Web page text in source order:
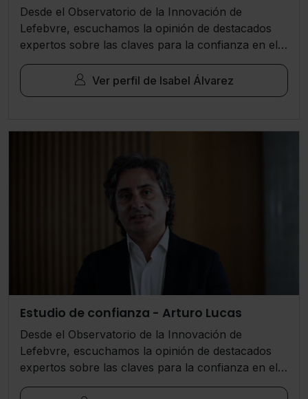
Desde el Observatorio de la Innovación de
Lefebvre, escuchamos la opinión de destacados
expertos sobre las claves para la confianza en el
sector legal y del asesoramiento profesional.
Ver perfil de Isabel Álvarez
Estudio de confianza - Arturo Lucas
Desde el Observatorio de la Innovación de
Lefebvre, escuchamos la opinión de destacados
expertos sobre las claves para la confianza en el
sector legal y del asesoramiento profesional.